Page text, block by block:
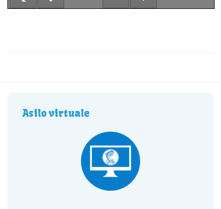
Asilo virtuale